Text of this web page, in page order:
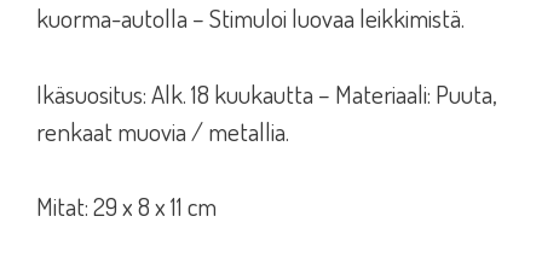
kuorma-autolla – Stimuloi luovaa leikkimistä.
Ikäsuositus: Alk. 18 kuukautta – Materiaali: Puuta,
renkaat muovia / metallia.
Mitat: 29 x 8 x 11 cm